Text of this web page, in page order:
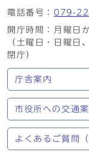
電話番号： 079-
開庁時間：月曜日
（土曜日・日曜
閉庁）
庁舎案内
市役所への交通
よくあるご質問